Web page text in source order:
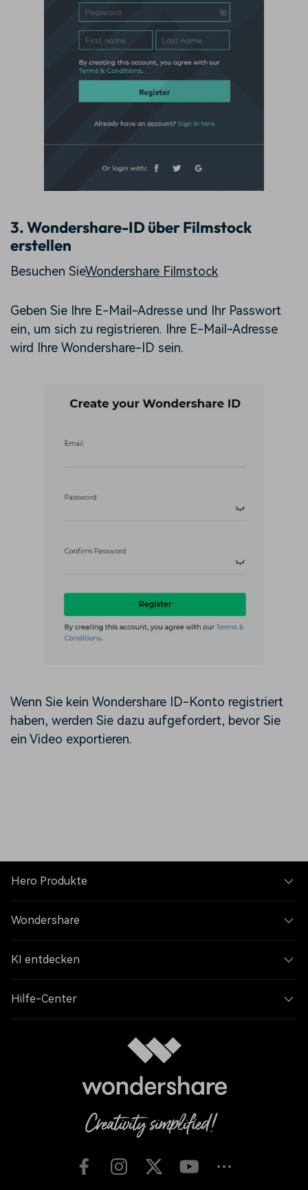
3. Wondershare-ID über Filmstock
erstellen
Besuchen SieWondershare Filmstock
Geben Sie Ihre E-Mail-Adresse und Ihr Passwort
ein, um sich zu registrieren. Ihre E-Mail-Adresse
wird Ihre Wondershare-ID sein.
Wenn Sie kein Wondershare ID-Konto registriert
haben, werden Sie dazu aufgefordert, bevor Sie
ein Video exportieren.
Hero Produkte
Wondershare
KI entdecken
Hilfe-Center